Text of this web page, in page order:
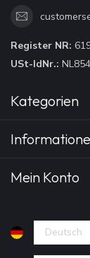
Register NR:
USt-IdNr.:
Kategorien
Mein Konto